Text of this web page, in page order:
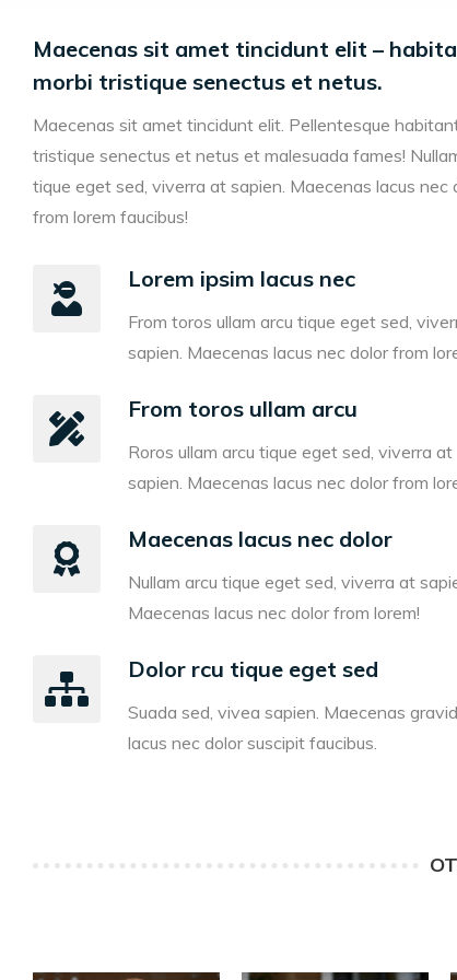
Maecenas sit amet tincidunt elit –
morbi tristique senectus et netus.
Maecenas sit amet tincidunt elit. Pellentesque
tristique senectus et netus et malesuada fames!
tique eget sed, viverra at sapien. Maecenas lacus nec
from lorem faucibus!
Lorem ipsim lacus nec
From toros ullam arcu tique eget sed,
sapien. Maecenas lacus nec dolor from
From toros ullam arcu
Roros ullam arcu tique eget sed, viverra at
sapien. Maecenas lacus nec dolor from
Maecenas lacus nec dolor
Nullam arcu tique eget sed, viverra at
Maecenas lacus nec dolor from lorem!
Dolor rcu tique eget sed
Suada sed, vivea sapien. Maecenas
lacus nec dolor suscipit faucibus.